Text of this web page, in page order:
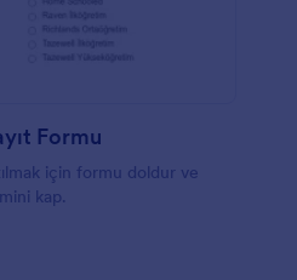
Formu
için formu doldur ve
kap.